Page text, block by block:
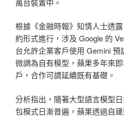
萬台裝置中。
根據《金融時報》知情人士透
約形式進行，涉及 Google 的
台允許企業客戶使用 Gemini
微調為自有模型，蘋果多年來
戶，合作可謂延續既有基礎。
分析指出，隨著大型語言模型
包模式日漸普遍，蘋果透過自